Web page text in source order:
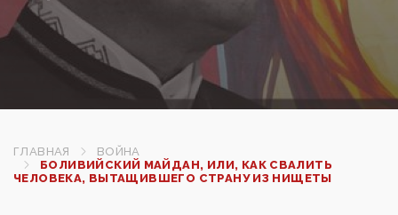
ГЛАВНАЯ
ВОЙНА
БОЛИВИЙСКИЙ МАЙДАН, ИЛИ, КАК СВАЛИТЬ
ЧЕЛОВЕКА, ВЫТАЩИВШЕГО СТРАНУ ИЗ НИЩЕТЫ